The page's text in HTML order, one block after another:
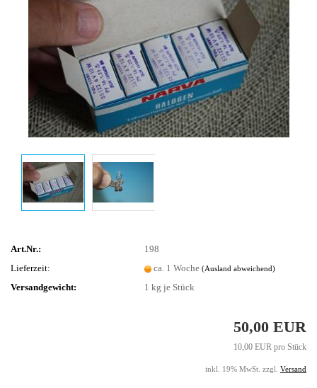
Art.Nr.:
198
Lieferzeit:
ca. 1 Woche(Ausland abweichend)
Versandgewicht: 1 kg je Stück
50,00 EUR
10,00 EUR pro Stück
inkl. 19% MwSt. zzgl. Versand